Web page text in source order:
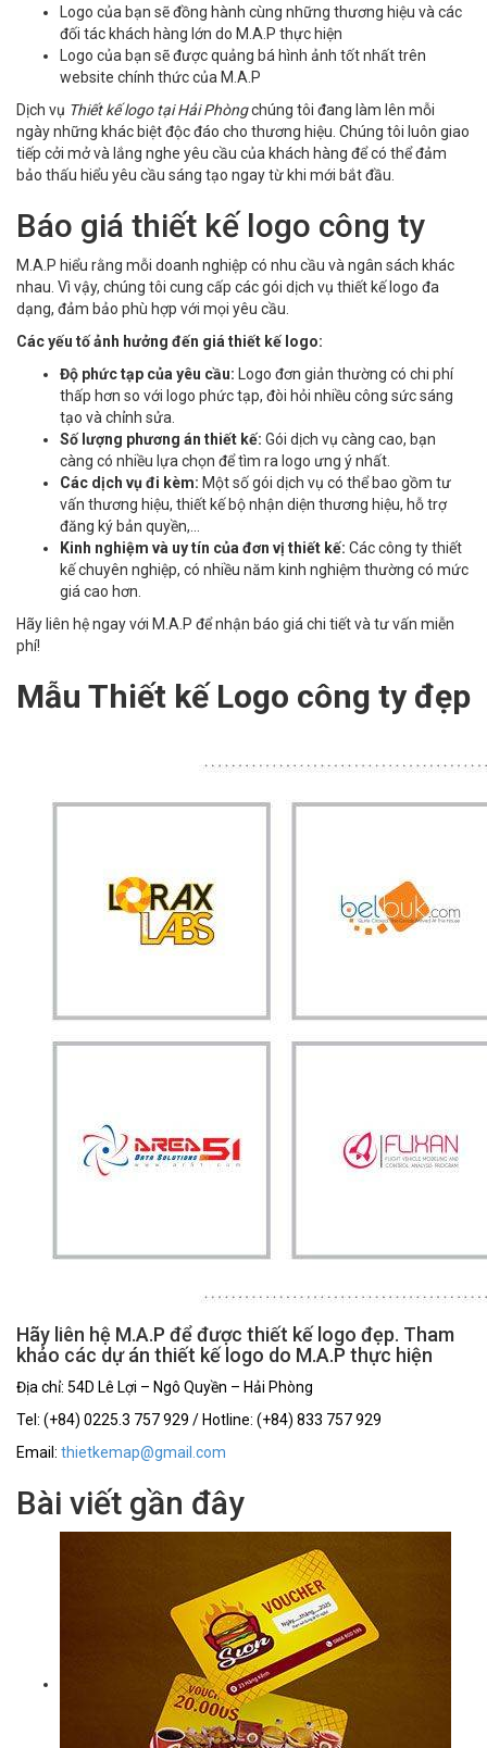
Logo của bạn sẽ đồng hành cùng những thương hiệu và các
đối tác khách hàng lớn do M.A.P thực hiện
Logo của bạn sẽ được quảng bá hình ảnh tốt nhất trên
website chính thức của M.A.P
Dịch vụ Thiết kế logo tại Hải Phòngchúng tôi đang làm lên mỗi
ngày những khác biệt độc đáo cho thương hiệu. Chúng tôi luôn giao
tiếp cởi mở và lắng nghe yêu cầu của khách hàng để có thể đảm
bảo thấu hiểu yêu cầu sáng tạo ngay từ khi mới bắt đầu.
Báo giá thiết kế logo công ty
M.A.P hiểu rằng mỗi doanh nghiệp có nhu cầu và ngân sách khác
nhau. Vì vậy, chúng tôi cung cấp các gói dịch vụ thiết kế logo đa
dạng, đảm bảo phù hợp với mọi yêu cầu.
Các yếu tố ảnh hưởng đến giá thiết kế logo:
Độ phức tạp của yêu cầu: Logo đơn giản thường có chi phí
thấp hơn so với logo phức tạp, đòi hỏi nhiều công sức sáng
tạo và chỉnh sửa.
Số lượng phương án thiết kế: Gói dịch vụ càng cao, bạn
càng có nhiều lựa chọn để tìm ra logo ưng ý nhất.
Các dịch vụ đi kèm: Một số gói dịch vụ có thể bao gồm tư
vấn thương hiệu, thiết kế bộ nhận diện thương hiệu, hỗ trợ
đăng ký bản quyền,...
Kinh nghiệm và uy tín của đơn vị thiết kế: Các công ty thiết
kế chuyên nghiệp, có nhiều năm kinh nghiệm thường có mức
giá cao hơn.
Hãy liên hệ ngay với M.A.P để nhận báo giá chi tiết và tư vấn miễn
phí!
Mẫu Thiết kế Logo công ty đẹp
Hãy liên hệ M.A.P để được thiết kế logo đẹp. Tham
khảo các dự án thiết kế logo do M.A.P thực hiện
Địa chỉ: 54D Lê Lợi – Ngô Quyền – Hải Phòng
Tel: (+84) 0225.3 757 929 / Hotline: (+84) 833 757 929
Email: thietkemap@gmail.com
Bài viết gần đây